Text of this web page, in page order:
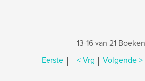
13-16 van 21 Boeken
Eerste | < Vrg | Volgende >